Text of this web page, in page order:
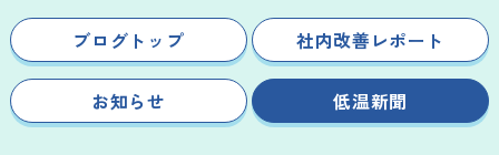
ブログトップ 社内改善レポート
お知らせ 低温新聞